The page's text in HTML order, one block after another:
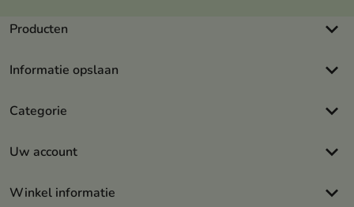
Producten keyboard_arrow_down
Informatie opslaan keyboard_arrow_down
Categorie keyboard_arrow_down
Uw account keyboard_arrow_down
Winkel informatie keyboard_arrow_down